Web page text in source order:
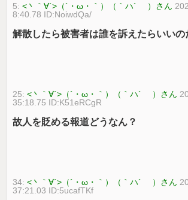
5:<丶｀∀´>（´・ω・｀）（｀ハ´ ）さん
8:40.78 ID:NoiwdQa/
解散したら被害者は誰を訴えたらいいの
25:<丶｀∀´>（´・ω・｀）（｀ハ´ ）さん
35:18.75 ID:K51eRCgR
故人を貶める報道どうなん？
34:<丶｀∀´>（´・ω・｀）（｀ハ´ ）さん
37:21.03 ID:5ucafTKf